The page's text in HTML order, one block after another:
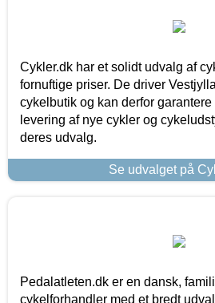
Cykler.dk har et solidt udvalg af
fornuftige priser. De driver
cykelbutik og kan derfor
levering af nye cykler og
deres udvalg.
Se udvalget på
Pedalatleten.dk er en dansk,
cykelforhandler med et bredt